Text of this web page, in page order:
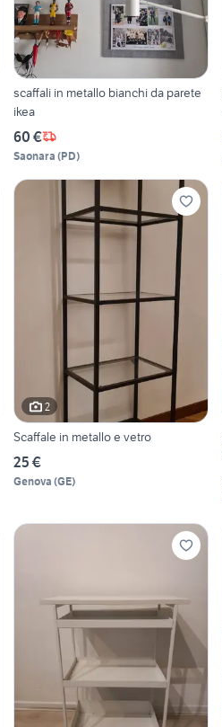
scaffali in metallo bianchi da parete
ikea
60 €
Saonara (PD)
2
Scaffale in metallo e vetro
25 €
Genova (GE)